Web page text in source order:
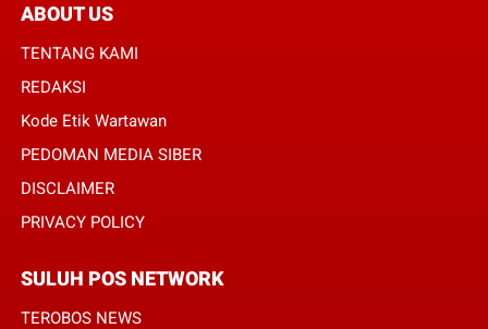
ABOUT US
TENTANG KAMI
REDAKSI
Kode Etik Wartawan
PEDOMAN MEDIA SIBER
DISCLAIMER
PRIVACY POLICY
SULUH POS NETWORK
TEROBOS NEWS